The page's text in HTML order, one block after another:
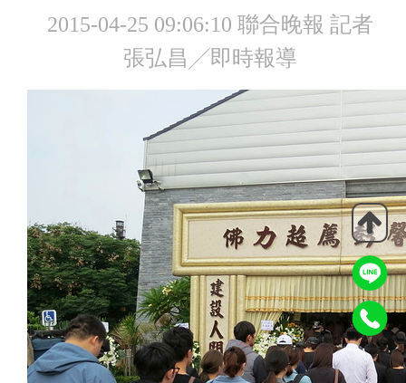
2015-04-25 09:06:10 聯合晚報 記者
張弘昌╱即時報導